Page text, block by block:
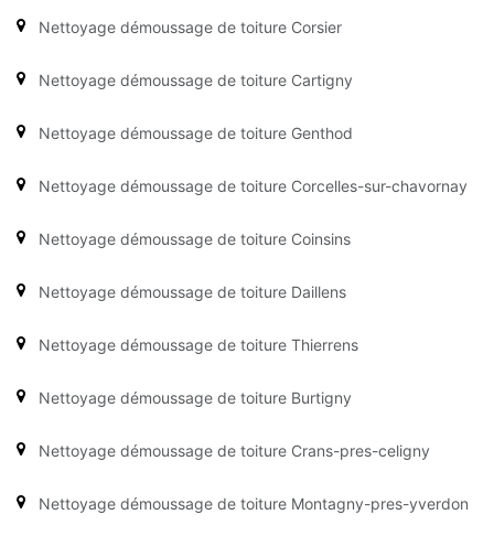
Nettoyage démoussage de toiture Corsier
Nettoyage démoussage de toiture Cartigny
Nettoyage démoussage de toiture Genthod
Nettoyage démoussage de toiture Corcelles-sur-chavornay
Nettoyage démoussage de toiture Coinsins
Nettoyage démoussage de toiture Daillens
Nettoyage démoussage de toiture Thierrens
Nettoyage démoussage de toiture Burtigny
Nettoyage démoussage de toiture Crans-pres-celigny
Nettoyage démoussage de toiture Montagny-pres-yverdon